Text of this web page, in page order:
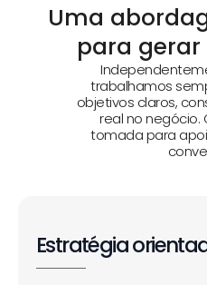
Uma
para
trabalhamos
objetivos claros,
real no negócio.
tomada para
Estratégia